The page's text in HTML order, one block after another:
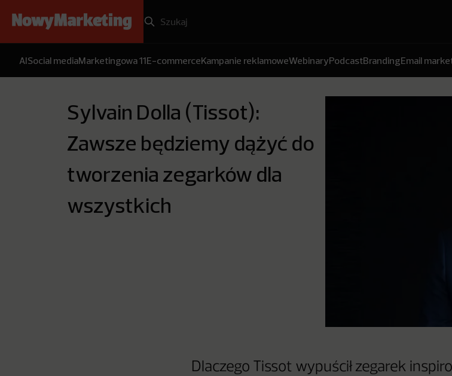
AISocial mediaMarketingowa 11E-commerceKampanie reklamoweWebinaryPodcastBrandingEmail
Sylvain Dolla (Tissot):
Zawsze będziemy dążyć do
tworzenia zegarków dla
wszystkich
Dlaczego Tissot wypuścił zegarek